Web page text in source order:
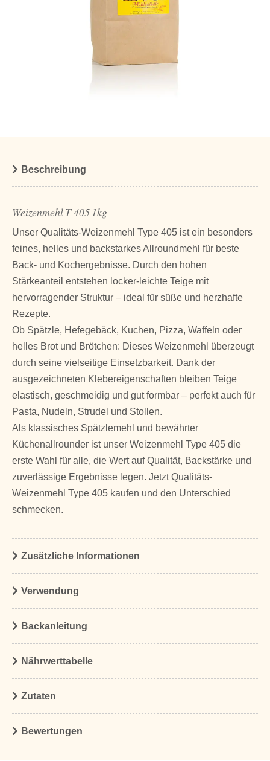
Beschreibung
Weizenmehl T 405 1kg
Unser Qualitäts-Weizenmehl Type 405 ist ein besonders
feines, helles und backstarkes Allroundmehl für beste
Back- und Kochergebnisse. Durch den hohen
Stärkeanteil entstehen locker-leichte Teige mit
hervorragender Struktur – ideal für süße und herzhafte
Rezepte.
Ob Spätzle, Hefegebäck, Kuchen, Pizza, Waffeln oder
helles Brot und Brötchen: Dieses Weizenmehl überzeugt
durch seine vielseitige Einsetzbarkeit. Dank der
ausgezeichneten Klebereigenschaften bleiben Teige
elastisch, geschmeidig und gut formbar – perfekt auch für
Pasta, Nudeln, Strudel und Stollen.
Als klassisches Spätzlemehl und bewährter
Küchenallrounder ist unser Weizenmehl Type 405 die
erste Wahl für alle, die Wert auf Qualität, Backstärke und
zuverlässige Ergebnisse legen. Jetzt Qualitäts-
Weizenmehl Type 405 kaufen und den Unterschied
schmecken.
Zusätzliche Informationen
Verwendung
Backanleitung
Nährwerttabelle
Zutaten
Bewertungen